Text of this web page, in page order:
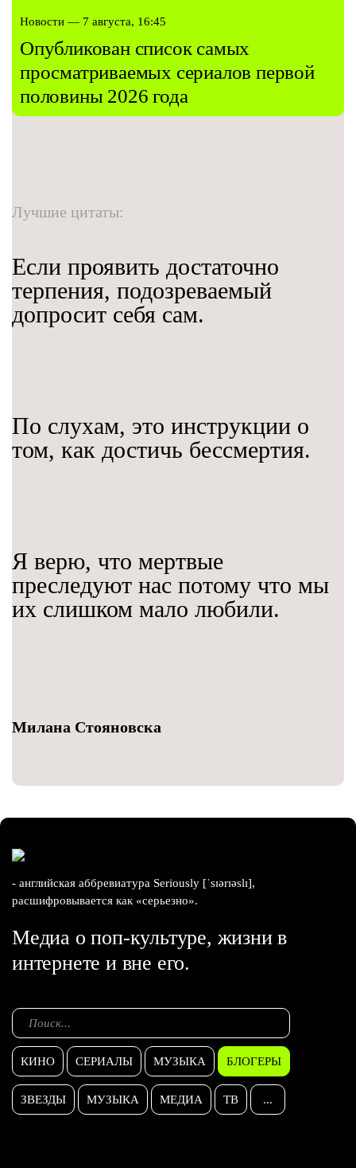
Новости — 7 августа, 16:45
Опубликован список самых
просматриваемых сериалов первой
половины 2026 года
Лучшие цитаты:
Если проявить достаточно
терпения, подозреваемый
допросит себя сам.
По слухам, это инструкции о
том, как достичь бессмертия.
Я верю, что мертвые
преследуют нас потому что мы
их слишком мало любили.
Милана Стояновска
- английская аббревиатура Seriously [ˈsɪərɪəslɪ],
расшифровывается как «серьезно».
Медиа о поп-культуре, жизни в
интернете и вне его.
КИНО СЕРИАЛЫ МУЗЫКА БЛОГЕРЫ
ЗВЕЗДЫ МУЗЫКА МЕДИА ТВ ...